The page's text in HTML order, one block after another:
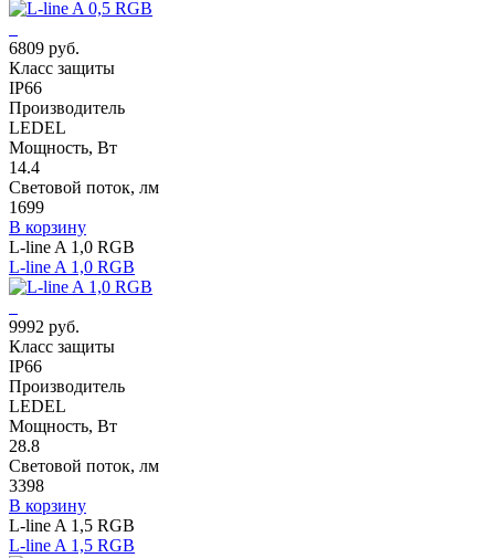
6809 руб.
Класс защиты
IP66
Производитель
LEDEL
Мощность, Вт
14.4
Световой поток, лм
1699
В корзину
L-line A 1,0 RGB
L-line A 1,0 RGB
9992 руб.
Класс защиты
IP66
Производитель
LEDEL
Мощность, Вт
28.8
Световой поток, лм
3398
В корзину
L-line A 1,5 RGB
L-line A 1,5 RGB